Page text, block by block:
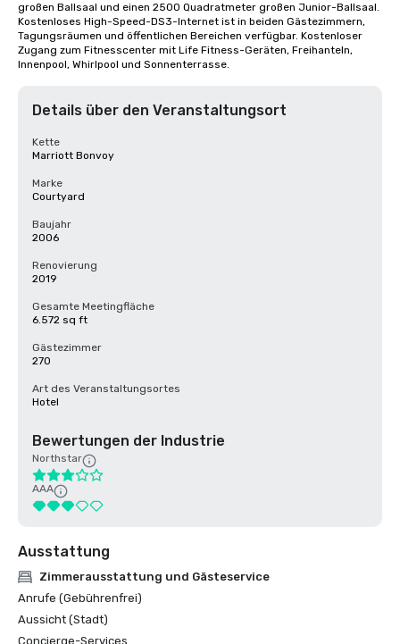
großen Ballsaal und einen 2500 Quadratmeter großen Junior-Ballsaal.
Kostenloses High-Speed-DS3-Internet ist in beiden Gästezimmern,
Tagungsräumen und öffentlichen Bereichen verfügbar. Kostenloser
Zugang zum Fitnesscenter mit Life Fitness-Geräten, Freihanteln,
Innenpool, Whirlpool und Sonnenterrasse.
Details über den Veranstaltungsort
Kette
Marriott Bonvoy
Marke
Courtyard
Baujahr
2006
Renovierung
2019
Gesamte Meetingfläche
6.572 sq ft
Gästezimmer
270
Art des Veranstaltungsortes
Hotel
Bewertungen der Industrie
Northstar
AAA
Ausstattung
Zimmerausstattung und Gästeservice
Anrufe (Gebührenfrei)
Aussicht (Stadt)
Concierge-Services